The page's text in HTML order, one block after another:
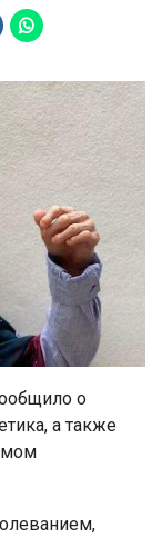
о
а также